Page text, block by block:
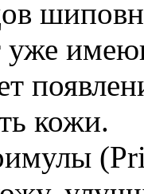
уже
кожи.